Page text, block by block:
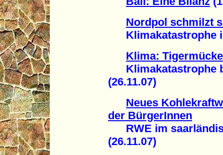
Nordpol schmilzt
Klimakatastrophe
Klima:
Klimakatastrophe
(26.11.07)
Neues
der BürgerInnen
RWE im
(26.11.07)